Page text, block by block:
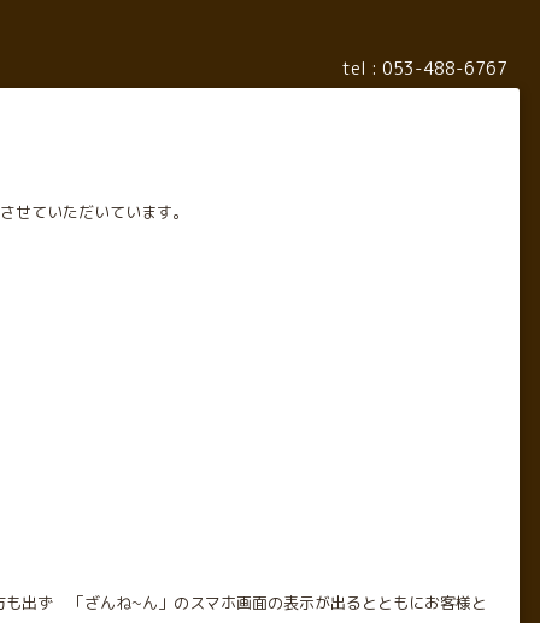
tel : 053-488-6767
せていただいています。
出ず 「ざんね~ん」のスマホ画面の表示が出るとともにお客様と